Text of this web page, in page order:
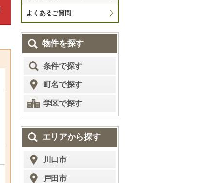
よくあるご質問
物件を探す
条件で探す
町名で探す
学区で探す
エリアから探す
川口市
戸田市